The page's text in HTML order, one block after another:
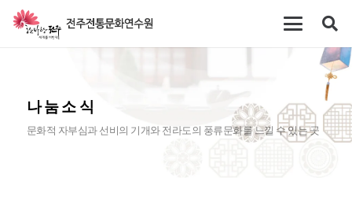
나눔소식
문화적 자부심과 선비의 기개와 전라도의 풍류문화를 느낄 수 있는 곳